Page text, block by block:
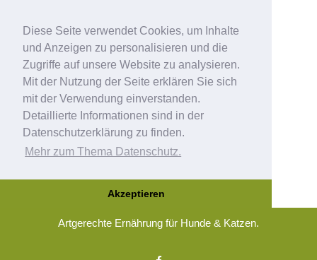
Diese Seite verwendet Cookies, um Inhalte
und Anzeigen zu personalisieren und die
Zugriffe auf unsere Website zu analysieren.
Mit der Nutzung der Seite erklären Sie sich
mit der Verwendung einverstanden.
Detaillierte Informationen sind in der
Datenschutzerklärung zu finden.
Mehr zum Thema Datenschutz.
Akzeptieren
Artgerechte Ernährung für Hunde & Katzen.